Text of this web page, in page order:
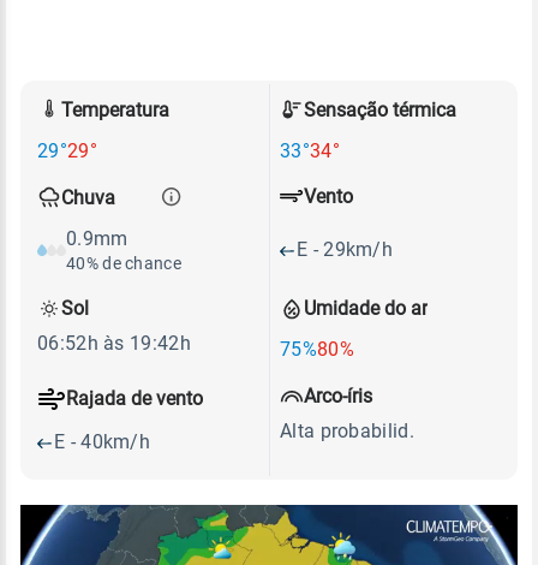
Temperatura
29°29°
Sensação térmica
33°34°
Chuva
0.9mm
40% de chance
Umidade do ar
75%80%
Vento
E - 29km/h
Rajada de vento
E - 40km/h
Sol
06:52h às 19:42h
Arco-íris
Alta probabilid.